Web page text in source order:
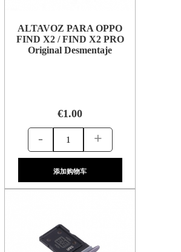
ALTAVOZ PARA OPPO
FIND X2 / FIND X2 PRO
Original Desmentaje
€1.00
- +
添加购物车